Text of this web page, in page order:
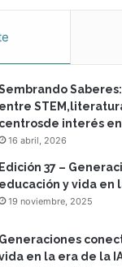
entre
centrosde interés
16 abril, 2026
Edición 37 –
educación y vida en
19 noviembre, 2025
Generaciones
en la era de la